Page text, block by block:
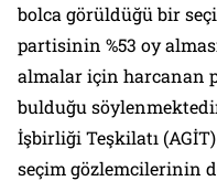
bolca görüldüğü bir
partisinin %53 oy
almalar için harcanan
bulduğu
İşbirliği Teşkilatı
seçim gözlemcilerinin